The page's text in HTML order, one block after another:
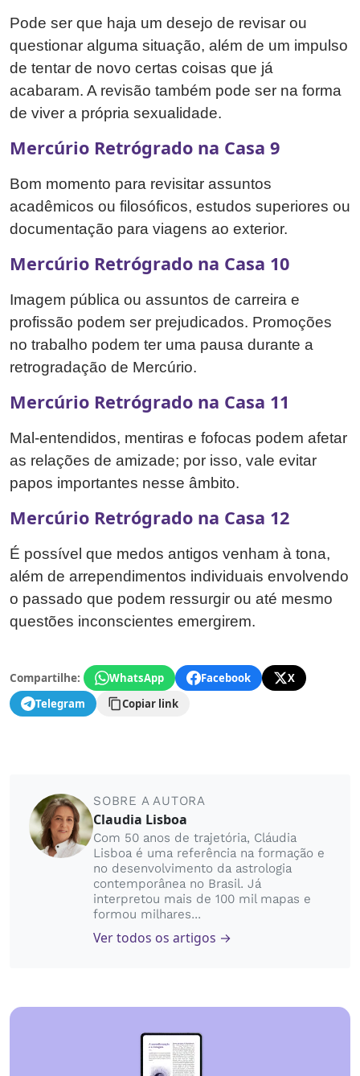
Pode ser que haja um desejo de revisar ou
questionar alguma situação, além de um impulso
de tentar de novo certas coisas que já
acabaram. A revisão também pode ser na forma
de viver a própria sexualidade.
Mercúrio Retrógrado na Casa 9
Bom momento para revisitar assuntos
acadêmicos ou filosóficos, estudos superiores ou
documentação para viagens ao exterior.
Mercúrio Retrógrado na Casa 10
Imagem pública ou assuntos de carreira e
profissão podem ser prejudicados. Promoções
no trabalho podem ter uma pausa durante a
retrogradação de Mercúrio.
Mercúrio Retrógrado na Casa 11
Mal-entendidos, mentiras e fofocas podem afetar
as relações de amizade; por isso, vale evitar
papos importantes nesse âmbito.
Mercúrio Retrógrado na Casa 12
É possível que medos antigos venham à tona,
além de arrependimentos individuais envolvendo
o passado que podem ressurgir ou até mesmo
questões inconscientes emergirem.
Compartilhe: WhatsApp Facebook
X
Telegram
Copiar link
SOBRE A AUTORA
Claudia Lisboa
Com 50 anos de trajetória, Cláudia
Lisboa é uma referência na formação e
no desenvolvimento da astrologia
contemporânea no Brasil. Já
interpretou mais de 100 mil mapas e
formou milhares...
Ver todos os artigos →